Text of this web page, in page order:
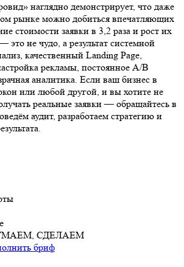
наглядно демонстрирует, что даже
рынке можно добиться впечатляющих
стоимости заявки в 3,2 раза и рост их
это не чудо, а результат системной
качественный Landing Page,
рекламы, постоянное A/B
аналитика. Если ваш бизнес в
или любой другой, и вы хотите не
реальные заявки — обращайтесь в
аудит, разработаем стратегию и
СДЕЛАЕМ
бриф